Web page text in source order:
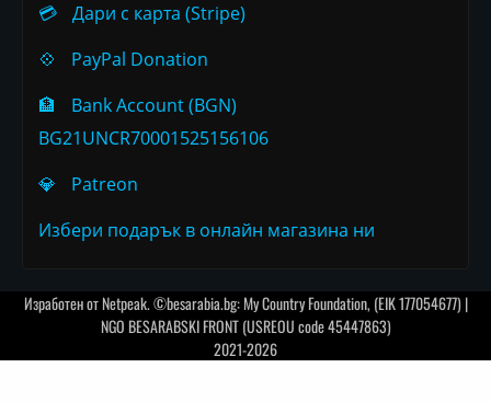
💳
Дари с карта (Stripe)
💠
PayPal Donation
🏦
Bank Account (BGN)
BG21UNCR70001525156106
💎
Patreon
Избери подарък в онлайн магазина ни
Изработен отNetpeak. ©besarabia.bg: My Country Foundation, (EIK 177054677) |
NGO BESARABSKI FRONT (USREOU code 45447863)
2021-2026